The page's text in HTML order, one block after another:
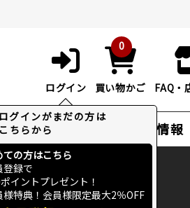
ログイン
0
買い物かご FAQ・
特集・お得情報
荷
リック